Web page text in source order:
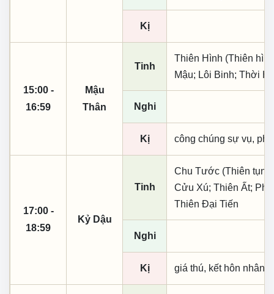
Kị
15:00 -
16:59
Mậu
Thân
Tinh
Thiên Hình (Thiên
Mậu; Lôi Binh; Thời
Nghi
Kị công chúng sự vụ,
17:00 -
18:59
Kỷ Dậu
Tinh
Chu Tước (Thiên
Cửu Xú; Thiên Ất;
Thiên Đại Tiến
Nghi
Kị giá thú, kết hôn nhân,